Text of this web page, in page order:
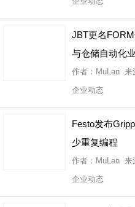
JBT更名
与仓储自动化
作者：MuLan 来
企业动态
Festo发布
少重复编程
作者：MuLan 来
企业动态